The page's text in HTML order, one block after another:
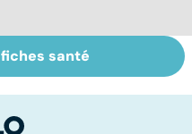
Variole du singe :
symptômes,
traitements
santé